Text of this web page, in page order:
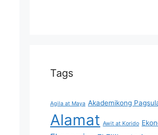
Tags
Agila at Maya Akademikong
Alamat Awit at Korido